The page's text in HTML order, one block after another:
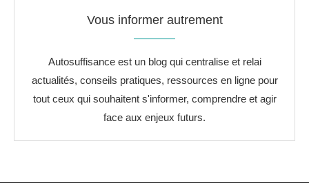
Vous informer autrement
Autosuffisance est un blog qui centralise et relai
actualités, conseils pratiques, ressources en ligne pour
tout ceux qui souhaitent s'informer, comprendre et agir
face aux enjeux futurs.